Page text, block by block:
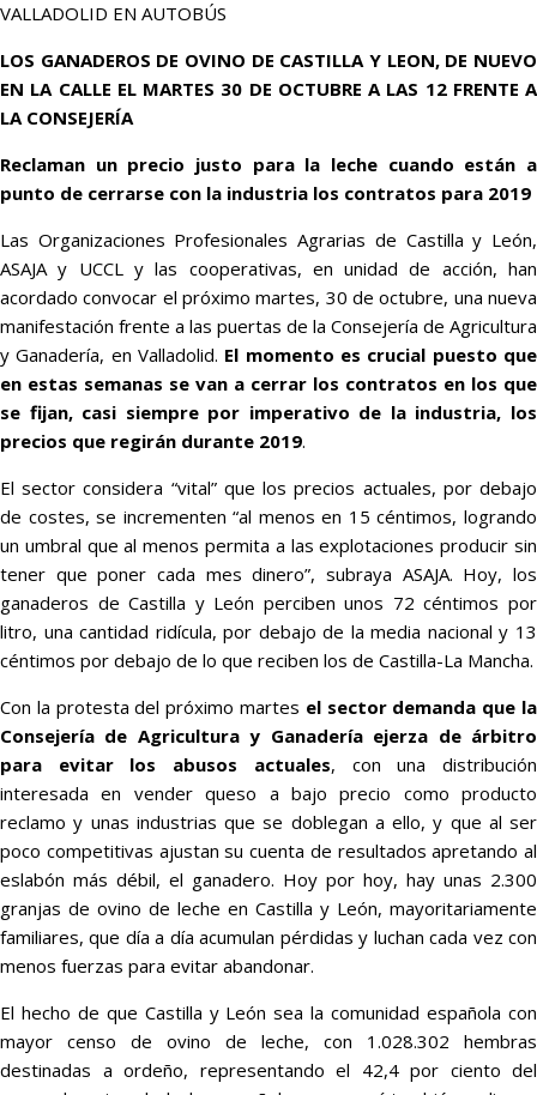
VALLADOLID EN AUTOBÚS
LOS GANADEROS DE OVINO DE CASTILLA Y LEON, DE NUEVO
EN LA CALLE EL MARTES 30 DE OCTUBRE A LAS 12 FRENTE A
LA CONSEJERÍA
Reclaman un precio justo para la leche cuando están a
punto de cerrarse con la industria los contratos para 2019
Las Organizaciones Profesionales Agrarias de Castilla y León,
ASAJA y UCCL y las cooperativas, en unidad de acción, han
acordado convocar el próximo martes, 30 de octubre, una nueva
manifestación frente a las puertas de la Consejería de Agricultura
y Ganadería, en Valladolid. El momento es crucial puesto que
en estas semanas se van a cerrar los contratos en los que
se fijan, casi siempre por imperativo de la industria, los
precios que regirán durante 2019.
El sector considera “vital” que los precios actuales, por debajo
de costes, se incrementen “al menos en 15 céntimos, logrando
un umbral que al menos permita a las explotaciones producir sin
tener que poner cada mes dinero”, subraya ASAJA. Hoy, los
ganaderos de Castilla y León perciben unos 72 céntimos por
litro, una cantidad ridícula, por debajo de la media nacional y 13
céntimos por debajo de lo que reciben los de Castilla-La Mancha.
Con la protesta del próximo martes el sector demanda que la
Consejería de Agricultura y Ganadería ejerza de árbitro
para evitar los abusos actuales, con una distribución
interesada en vender queso a bajo precio como producto
reclamo y unas industrias que se doblegan a ello, y que al ser
poco competitivas ajustan su cuenta de resultados apretando al
eslabón más débil, el ganadero. Hoy por hoy, hay unas 2.300
granjas de ovino de leche en Castilla y León, mayoritariamente
familiares, que día a día acumulan pérdidas y luchan cada vez con
menos fuerzas para evitar abandonar.
El hecho de que Castilla y León sea la comunidad española con
mayor censo de ovino de leche, con 1.028.302 hembras
destinadas a ordeño, representando el 42,4 por ciento del